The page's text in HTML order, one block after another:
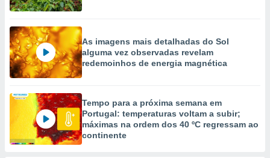
As imagens mais detalhadas do Sol
alguma vez observadas revelam
redemoinhos de energia magnética
Tempo para a próxima semana em
Portugal: temperaturas voltam a subir;
máximas na ordem dos 40 ºC regressam ao
continente